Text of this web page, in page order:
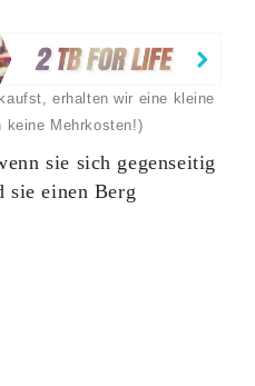
erhalten wir eine kleine
keine Mehrkosten!)
sie sich gegenseitig
sie einen Berg